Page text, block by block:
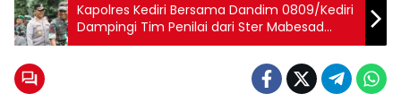
Kapolres Kediri Bersama Dandim 0809/Kediri
Dampingi Tim Penilai dari Ster Mabesad
Tinjau Kampung Pancasila di Desa Canggu